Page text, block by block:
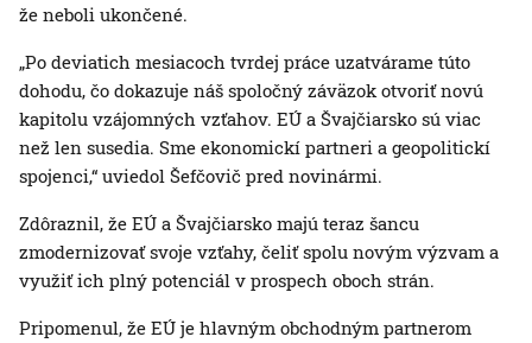
že neboli ukončené.
„Po deviatich mesiacoch tvrdej práce uzatvárame túto
dohodu, čo dokazuje náš spoločný záväzok otvoriť novú
kapitolu vzájomných vzťahov. EÚ a Švajčiarsko sú viac
než len susedia. Sme ekonomickí partneri a geopolitickí
spojenci,“ uviedol Šefčovič pred novinármi.
Zdôraznil, že EÚ a Švajčiarsko majú teraz šancu
zmodernizovať svoje vzťahy, čeliť spolu novým výzvam a
využiť ich plný potenciál v prospech oboch strán.
Pripomenul, že EÚ je hlavným obchodným partnerom